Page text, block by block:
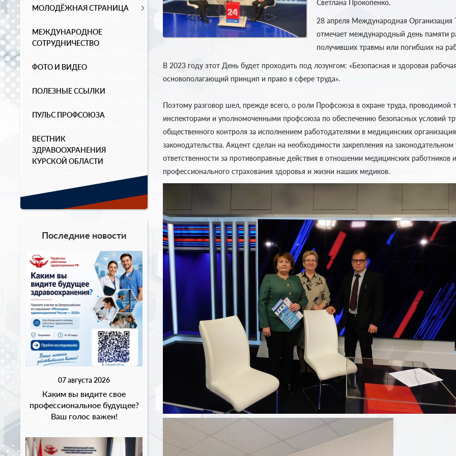
МОЛОДЁЖНАЯ СТРАНИЦА
МЕЖДУНАРОДНОЕ
СОТРУДНИЧЕСТВО
ФОТО И ВИДЕО
ПОЛЕЗНЫЕ ССЫЛКИ
ПУЛЬС ПРОФСОЮЗА
ВЕСТНИК
ЗДРАВООХРАНЕНИЯ
КУРСКОЙ ОБЛАСТИ
Последние новости
07 августа 2026
Каким вы видите свое
профессиональное будущее?
Ваш голос важен!
Светлана Прокопенко.
28 апреля Международная Организация
отмечает международный день памяти
получивших травмы или погибших на
В 2023 году этот День будет проходить под лозунгом: «Безопасная и здоровая
основополагающий принцип и право в сфере труда».
Поэтому разговор шел, прежде всего, о роли Профсоюза в охране труда, проводимой
инспекторами и уполномоченными профсоюза по обеспечению безопасных условий
общественного контроля за исполнением работодателями в медицинских
законодательства. Акцент сделан на необходимости закрепления на законодательном
ответственности за противоправные действия в отношении медицинских работников
профессионального страхования здоровья и жизни наших медиков.